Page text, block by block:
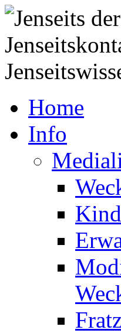
Home
Info